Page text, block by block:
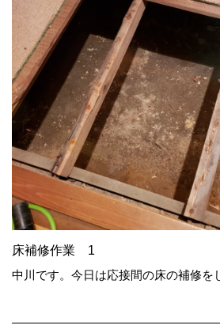
床補修作業 1
中川です。今日は応接間の床の補修を